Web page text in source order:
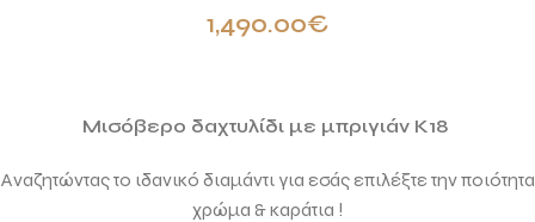
1,490.00€
Mισόβερο δαχτυλίδι με μπριγιάν Κ18
Αναζητώντας το ιδανικό διαμάντι για εσάς επιλέξτε την ποιότητα
χρώμα & καράτια !